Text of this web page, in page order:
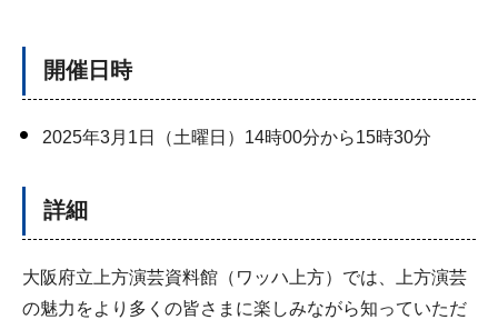
開催日時
2025年3月1日（土曜日）14時00分から15時30分
詳細
大阪府立上方演芸資料館（ワッハ上方）では、上方演芸
の魅力をより多くの皆さまに楽しみながら知っていただ